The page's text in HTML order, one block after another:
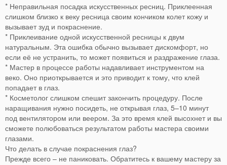
* Неправильная посадка искусственных ресниц. Приклеенная
слишком близко к веку ресница своим кончиком колет кожу и
вызывает зуд и покраснение.
* Приклеивание одной искусственной ресницы к двум
натуральным. Эта ошибка обычно вызывает дискомфорт, но
если её не устранить, то может появиться и раздражение глаза.
* Мастер в процессе работы надавливает инструментом на
веко. Оно приоткрывается и это приводит к тому, что клей
попадает в глаз.
* Косметолог слишком спешит закончить процедуру. После
наращивания нужно посидеть, не открывая глаз, 5–10 минут
под вентилятором или веером. За это время клей высохнет и вы
сможете полюбоваться результатом работы мастера своими
глазами.
Что делать в случае покраснения глаз?
Прежде всего – не паниковать. Обратитесь к вашему мастеру за